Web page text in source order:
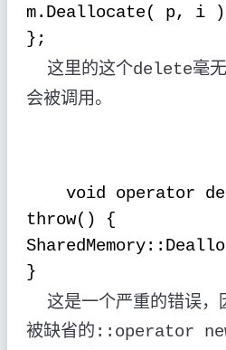
m.Deallocate( p, i
};
这里的这个delete毫
会被调用。
void operator
throw() {
}
这是一个严重的错误，
被缺省的 ::operator